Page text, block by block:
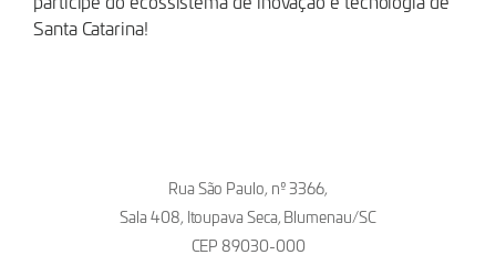
Santa Catarina!
Rua São Paulo, nº 3366,
Sala 408, Itoupava Seca, Blumenau/SC
CEP 89030-000